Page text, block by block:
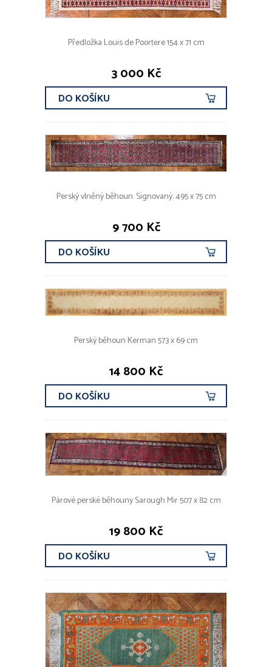
Předložka Louis de Poortere 154 x 71 cm
3 000 Kč
DO KOŠÍKU
Perský vlněný běhoun. Signovaný. 495 x 75 cm
9 700 Kč
DO KOŠÍKU
Perský běhoun Kerman 573 x 69 cm
14 800 Kč
DO KOŠÍKU
Párové perské běhouny Sarough Mir 507 x 82 cm
19 800 Kč
DO KOŠÍKU